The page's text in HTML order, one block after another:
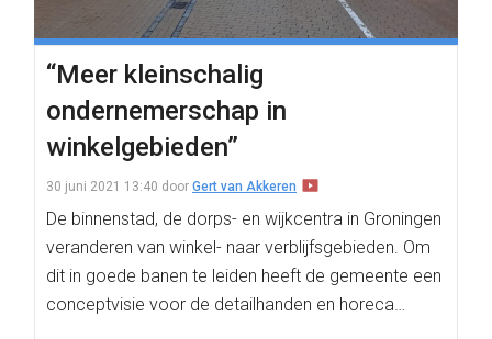
“Meer kleinschalig
ondernemerschap in
winkelgebieden”
30 juni 2021 13:40 door Gert van Akkeren
De binnenstad, de dorps- en wijkcentra in Groningen
veranderen van winkel- naar verblijfsgebieden. Om
dit in goede banen te leiden heeft de gemeente een
conceptvisie voor de detailhanden en horeca…